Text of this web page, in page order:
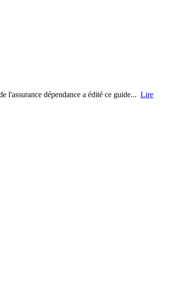
l'assurance dépendance a édité ce guide... Lire